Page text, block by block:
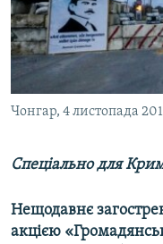
ВІДЕОУРОКИ «ELIFBE»
СВІДЧЕННЯ ОКУПАЦІЇ
УКРАЇНСЬКА ПРОБЛЕМА
ІНФОГРАФІКА
Русский
Qırımtatar
ДОЛУЧАЙСЯ!
Чонгар, 4 листопада
Спеціально для
Нещодавнє
акцією